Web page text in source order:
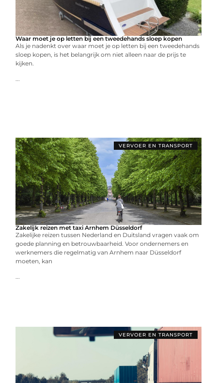
Waar moet je op letten bij een tweedehands sloep kopen
Als je nadenkt over waar moet je op letten bij een tweedehands
sloep kopen, is het belangrijk om niet alleen naar de prijs te
kijken.
...
VERVOER EN TRANSPORT
Zakelijk reizen met taxi Arnhem Düsseldorf
Zakelijke reizen tussen Nederland en Duitsland vragen vaak om
goede planning en betrouwbaarheid. Voor ondernemers en
werknemers die regelmatig van Arnhem naar Düsseldorf
moeten, kan
...
VERVOER EN TRANSPORT